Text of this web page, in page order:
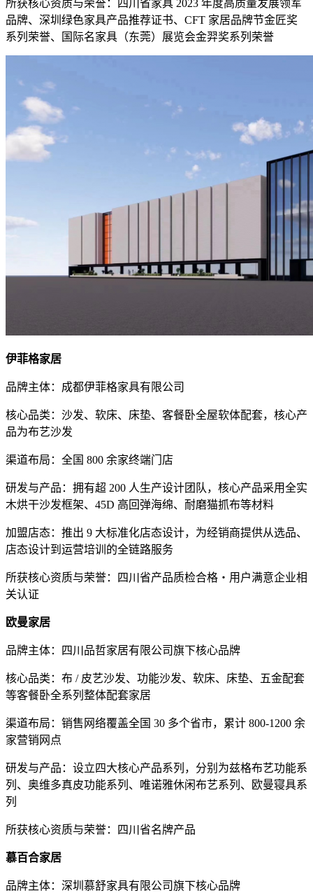
所获核心资质与荣誉：四川省家具 2023 年度高质量发展领军
品牌、深圳绿色家具产品推荐证书、CFT 家居品牌节金匠奖
系列荣誉、国际名家具（东莞）展览会金羿奖系列荣誉
伊菲格家居
品牌主体：成都伊菲格家具有限公司
核心品类：沙发、软床、床垫、客餐卧全屋软体配套，核心产
品为布艺沙发
渠道布局：全国 800 余家终端门店
研发与产品：拥有超 200 人生产设计团队，核心产品采用全实
木烘干沙发框架、45D 高回弹海绵、耐磨猫抓布等材料
加盟店态：推出 9 大标准化店态设计，为经销商提供从选品、
店态设计到运营培训的全链路服务
所获核心资质与荣誉：四川省产品质检合格・用户满意企业相
关认证
欧曼家居
品牌主体：四川品哲家居有限公司旗下核心品牌
核心品类：布 / 皮艺沙发、功能沙发、软床、床垫、五金配套
等客餐卧全系列整体配套家居
渠道布局：销售网络覆盖全国 30 多个省市，累计 800-1200 余
家营销网点
研发与产品：设立四大核心产品系列，分别为兹格布艺功能系
列、奥维多真皮功能系列、唯诺雅休闲布艺系列、欧曼寝具系
列
所获核心资质与荣誉：四川省名牌产品
慕百合家居
品牌主体：深圳慕舒家具有限公司旗下核心品牌